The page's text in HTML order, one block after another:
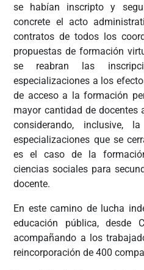
se habían inscripto y
concrete el acto
contratos de todos los
propuestas de formación
se reabran las
especializaciones a los
de acceso a la formación
mayor cantidad de docentes
considerando, inclusive,
especializaciones que se
es el caso de la
ciencias sociales para
docente.
En este camino de lucha
educación pública, desde
acompañando a los
reincorporación de 400